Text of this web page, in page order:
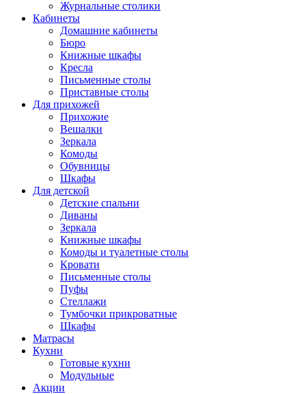
Журнальные столики
Кабинеты
Домашние кабинеты
Бюро
Книжные шкафы
Кресла
Письменные столы
Приставные столы
Для прихожей
Прихожие
Вешалки
Зеркала
Комоды
Обувницы
Шкафы
Для детской
Детские спальни
Диваны
Зеркала
Книжные шкафы
Комоды и туалетные столы
Кровати
Письменные столы
Пуфы
Стеллажи
Тумбочки прикроватные
Шкафы
Матрасы
Кухни
Готовые кухни
Модульные
Акции